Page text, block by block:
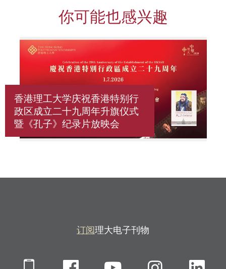
你可能也感兴趣
香港理工大学庆祝香港特别行
政区成立二十九周年升旗仪式
暨《孔子》纪录片放映会
订阅理大电子刊物